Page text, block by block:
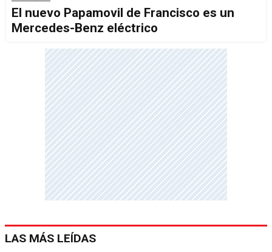
El nuevo Papamovil de Francisco es un
Mercedes-Benz eléctrico
LAS MÁS LEÍDAS